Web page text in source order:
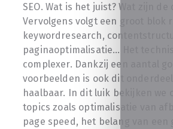
SEO. Wat is het juist? Wat zijn de
Vervolgens volgt een groot blok
keywordresearch,
paginaoptimalisatie… Het
complexer. Dankzij een aantal
voorbeelden is ook dit onderdeel
haalbaar. In dit luik bekijken we
topics zoals optimalisatie van
page speed, het belang van een